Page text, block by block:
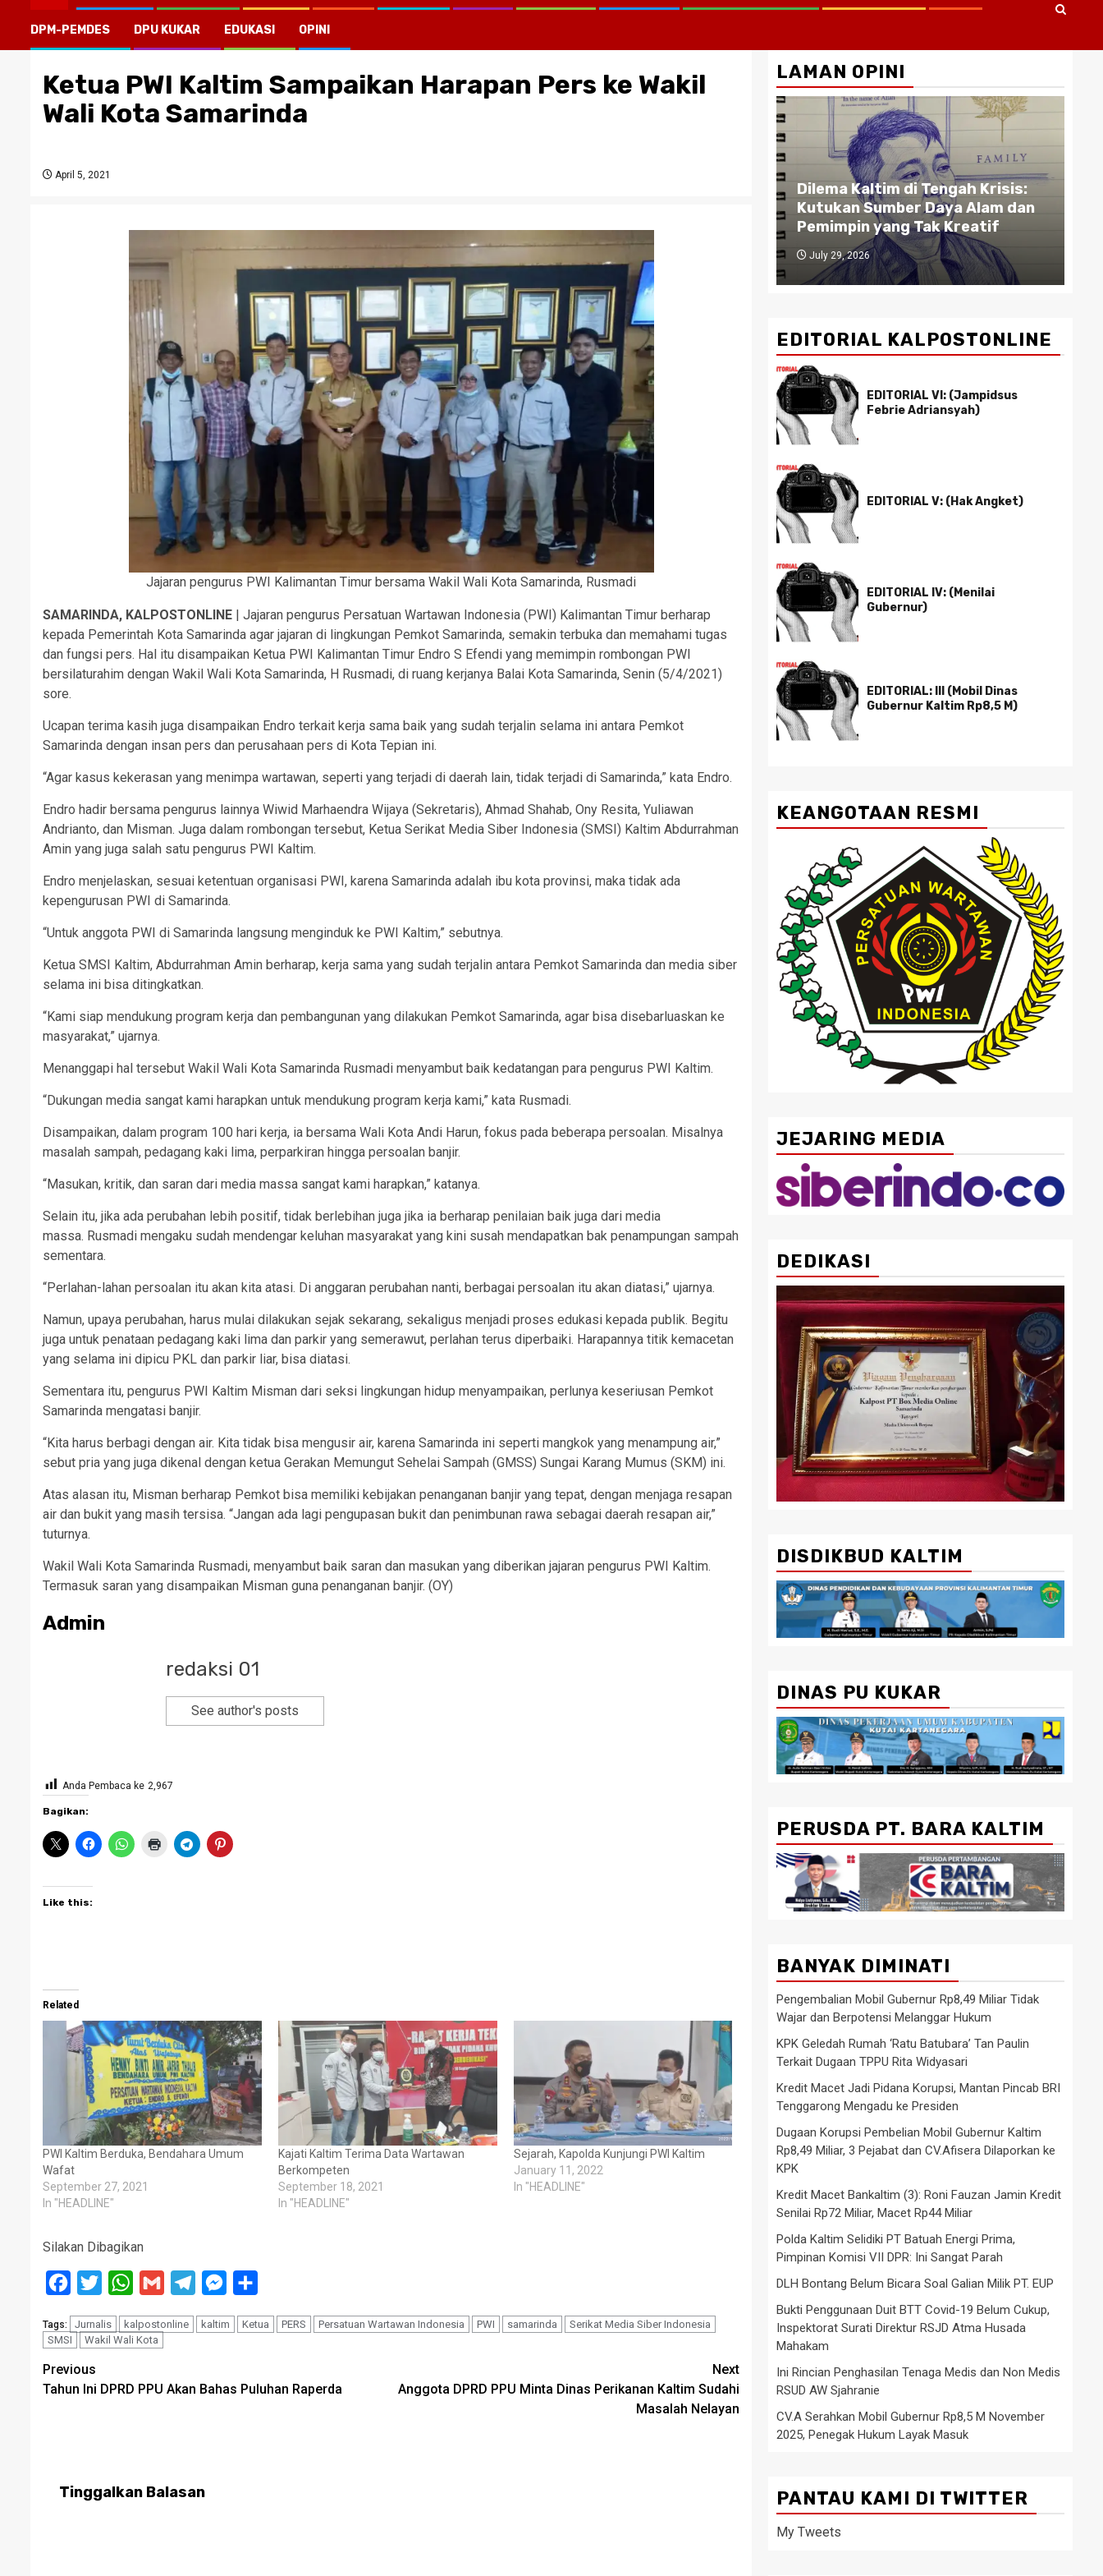
DPM-PEMDES DPU KUKAR EDUKASI OPINI
Ketua PWI Kaltim Sampaikan Harapan Pers ke Wakil
Wali Kota Samarinda
April 5, 2021
Jajaran pengurus PWI Kalimantan Timur bersama Wakil Wali Kota Samarinda, Rusmadi
SAMARINDA, KALPOSTONLINE | Jajaran pengurus Persatuan Wartawan Indonesia (PWI) Kalimantan Timur berharap
kepada Pemerintah Kota Samarinda agar jajaran di lingkungan Pemkot Samarinda, semakin terbuka dan memahami tugas
dan fungsi pers. Hal itu disampaikan Ketua PWI Kalimantan Timur Endro S Efendi yang memimpin rombongan PWI
bersilaturahim dengan Wakil Wali Kota Samarinda, H Rusmadi, di ruang kerjanya Balai Kota Samarinda, Senin (5/4/2021)
sore.
Ucapan terima kasih juga disampaikan Endro terkait kerja sama baik yang sudah terjalin selama ini antara Pemkot
Samarinda dengan insan pers dan perusahaan pers di Kota Tepian ini.
“Agar kasus kekerasan yang menimpa wartawan, seperti yang terjadi di daerah lain, tidak terjadi di Samarinda,” kata Endro.
Endro hadir bersama pengurus lainnya Wiwid Marhaendra Wijaya (Sekretaris), Ahmad Shahab, Ony Resita, Yuliawan
Andrianto, dan Misman. Juga dalam rombongan tersebut, Ketua Serikat Media Siber Indonesia (SMSI) Kaltim Abdurrahman
Amin yang juga salah satu pengurus PWI Kaltim.
Endro menjelaskan, sesuai ketentuan organisasi PWI, karena Samarinda adalah ibu kota provinsi, maka tidak ada
kepengurusan PWI di Samarinda.
“Untuk anggota PWI di Samarinda langsung menginduk ke PWI Kaltim,” sebutnya.
Ketua SMSI Kaltim, Abdurrahman Amin berharap, kerja sama yang sudah terjalin antara Pemkot Samarinda dan media siber
selama ini bisa ditingkatkan.
“Kami siap mendukung program kerja dan pembangunan yang dilakukan Pemkot Samarinda, agar bisa disebarluaskan ke
masyarakat,” ujarnya.
Menanggapi hal tersebut Wakil Wali Kota Samarinda Rusmadi menyambut baik kedatangan para pengurus PWI Kaltim.
“Dukungan media sangat kami harapkan untuk mendukung program kerja kami,” kata Rusmadi.
Disampaikan, dalam program 100 hari kerja, ia bersama Wali Kota Andi Harun, fokus pada beberapa persoalan. Misalnya
masalah sampah, pedagang kaki lima, perparkiran hingga persoalan banjir.
“Masukan, kritik, dan saran dari media massa sangat kami harapkan,” katanya.
Selain itu, jika ada perubahan lebih positif, tidak berlebihan juga jika ia berharap penilaian baik juga dari media
massa. Rusmadi mengaku sudah mendengar keluhan masyarakat yang kini susah mendapatkan bak penampungan sampah
sementara.
“Perlahan-lahan persoalan itu akan kita atasi. Di anggaran perubahan nanti, berbagai persoalan itu akan diatasi,” ujarnya.
Namun, upaya perubahan, harus mulai dilakukan sejak sekarang, sekaligus menjadi proses edukasi kepada publik. Begitu
juga untuk penataan pedagang kaki lima dan parkir yang semerawut, perlahan terus diperbaiki. Harapannya titik kemacetan
yang selama ini dipicu PKL dan parkir liar, bisa diatasi.
Sementara itu, pengurus PWI Kaltim Misman dari seksi lingkungan hidup menyampaikan, perlunya keseriusan Pemkot
Samarinda mengatasi banjir.
“Kita harus berbagi dengan air. Kita tidak bisa mengusir air, karena Samarinda ini seperti mangkok yang menampung air,”
sebut pria yang juga dikenal dengan ketua Gerakan Memungut Sehelai Sampah (GMSS) Sungai Karang Mumus (SKM) ini.
Atas alasan itu, Misman berharap Pemkot bisa memiliki kebijakan penanganan banjir yang tepat, dengan menjaga resapan
air dan bukit yang masih tersisa. “Jangan ada lagi pengupasan bukit dan penimbunan rawa sebagai daerah resapan air,”
tuturnya.
Wakil Wali Kota Samarinda Rusmadi, menyambut baik saran dan masukan yang diberikan jajaran pengurus PWI Kaltim.
Termasuk saran yang disampaikan Misman guna penanganan banjir. (OY)
Admin
redaksi 01
See author's posts
Anda Pembaca ke 2,967
Bagikan:
Like this:
Related
PWI Kaltim Berduka, Bendahara Umum
Wafat
September 27, 2021
In "HEADLINE"
Kajati Kaltim Terima Data Wartawan
Berkompeten
September 18, 2021
In "HEADLINE"
Sejarah, Kapolda Kunjungi PWI Kaltim
January 11, 2022
In "HEADLINE"
Silakan Dibagikan
Facebook
Twitter WhatsApp
Gmail TelegramMessenger
Tags: Jurnalis kalpostonline kaltim Ketua PERS Persatuan Wartawan Indonesia PWI samarinda
Serikat Media Siber Indonesia
SMSI
Wakil Wali Kota
Post
navigation
Previous
Tahun Ini DPRD PPU Akan Bahas Puluhan Raperda
Next
Anggota DPRD PPU Minta Dinas Perikanan Kaltim Sudahi
Masalah Nelayan
Tinggalkan Balasan
LAMAN OPINI
KORTASTIPIDKOR POLRI…?
Dilema Kaltim di Tengah Krisis:
Kutukan Sumber Daya Alam dan
Pemimpin yang Tak Kreatif
July 29, 2026
EDITORIAL KALPOSTONLINE
EDITORIAL VI: (Jampidsus
Febrie Adriansyah)
EDITORIAL V: (Hak Angket)
EDITORIAL IV: (Menilai
Gubernur)
EDITORIAL: III (Mobil Dinas
Gubernur Kaltim Rp8,5 M)
KEANGOTAAN RESMI
JEJARING MEDIA
DEDIKASI
DISDIKBUD KALTIM
DINAS PU KUKAR
PERUSDA PT. BARA KALTIM
BANYAK DIMINATI
Pengembalian Mobil Gubernur Rp8,49 Miliar Tidak
Wajar dan Berpotensi Melanggar Hukum
KPK Geledah Rumah ‘Ratu Batubara’ Tan Paulin
Terkait Dugaan TPPU Rita Widyasari
Kredit Macet Jadi Pidana Korupsi, Mantan Pincab BRI
Tenggarong Mengadu ke Presiden
Dugaan Korupsi Pembelian Mobil Gubernur Kaltim
Rp8,49 Miliar, 3 Pejabat dan CV.Afisera Dilaporkan ke
KPK
Kredit Macet Bankaltim (3): Roni Fauzan Jamin Kredit
Senilai Rp72 Miliar, Macet Rp44 Miliar
Polda Kaltim Selidiki PT Batuah Energi Prima,
Pimpinan Komisi VII DPR: Ini Sangat Parah
DLH Bontang Belum Bicara Soal Galian Milik PT. EUP
Bukti Penggunaan Duit BTT Covid-19 Belum Cukup,
Inspektorat Surati Direktur RSJD Atma Husada
Mahakam
Ini Rincian Penghasilan Tenaga Medis dan Non Medis
RSUD AW Sjahranie
CV.A Serahkan Mobil Gubernur Rp8,5 M November
2025, Penegak Hukum Layak Masuk
PANTAU KAMI DI TWITTER
My Tweets